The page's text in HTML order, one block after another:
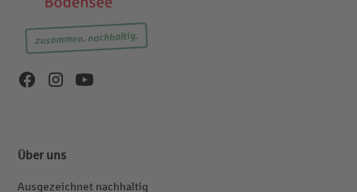
zusammen. nachhaltig.
Über uns
Ausgezeichnet nachhaltig